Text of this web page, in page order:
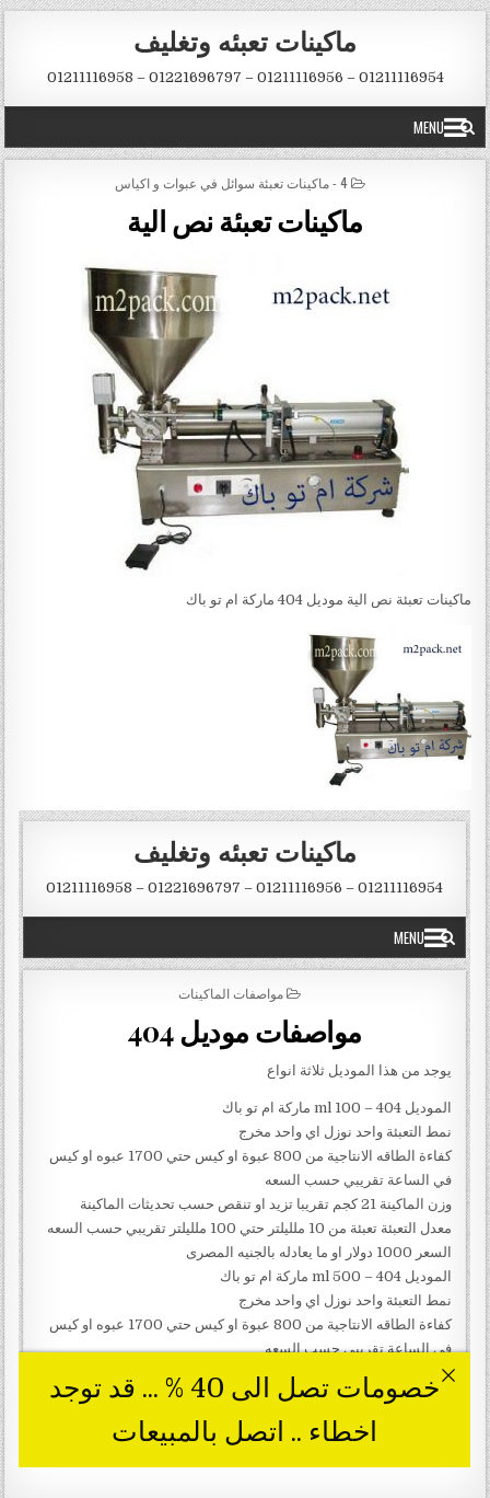
Skip to content
ماكينات تعبئه وتغليف
01211116954 – 01211116956 – 01221696797 – 01211116958
MENU
POSTED IN
4 - ماكينات تعبئة سوائل في عبوات و اكياس
ماكينات تعبئة نص الية
ماكينات تعبئة نص الية موديل 404 ماركة ام تو باك